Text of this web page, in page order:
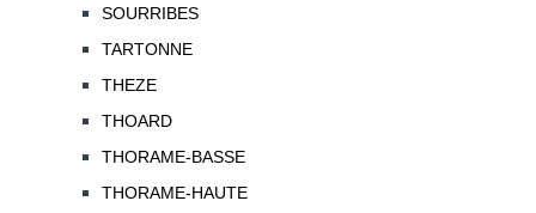
SOURRIBES
TARTONNE
THEZE
THOARD
THORAME-BASSE
THORAME-HAUTE